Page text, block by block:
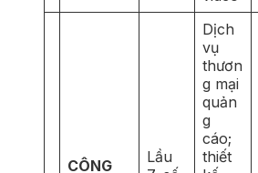
CÔNG
Lầu
Dịch
vụ
thươn
g mại
quản
g
cáo;
thiết